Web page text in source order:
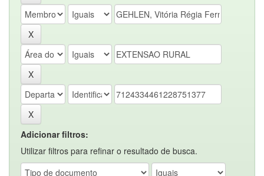
Adicionar filtros:
Utilizar filtros para refinar o resultado de busca.